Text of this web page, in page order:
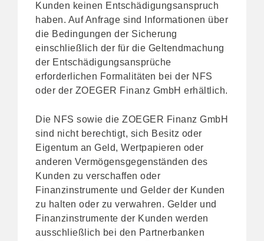
Kunden keinen Entschädigungsanspruch
haben. Auf Anfrage sind Informationen über
die Bedingungen der Sicherung
einschließlich der für die Geltendmachung
der Entschädigungsansprüche
erforderlichen Formalitäten bei der NFS
oder der ZOEGER Finanz GmbH erhältlich.
Die NFS sowie die ZOEGER Finanz GmbH
sind nicht berechtigt, sich Besitz oder
Eigentum an Geld, Wertpapieren oder
anderen Vermögensgegenständen des
Kunden zu verschaffen oder
Finanzinstrumente und Gelder der Kunden
zu halten oder zu verwahren. Gelder und
Finanzinstrumente der Kunden werden
ausschließlich bei den Partnerbanken